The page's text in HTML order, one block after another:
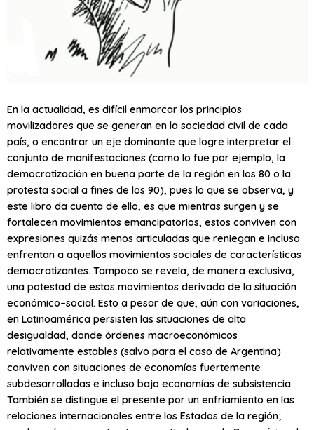
En la actualidad, es difícil enmarcar los principios
movilizadores que se generan en la sociedad civil de cada
país, o encontrar un eje dominante que logre interpretar el
conjunto de manifestaciones (como lo fue por ejemplo, la
democratización en buena parte de la región en los 80 o la
protesta social a fines de los 90), pues lo que se observa, y
este libro da cuenta de ello, es que mientras surgen y se
fortalecen movimientos emancipatorios, estos conviven con
expresiones quizás menos articuladas que reniegan e incluso
enfrentan a aquellos movimientos sociales de características
democratizantes. Tampoco se revela, de manera exclusiva,
una potestad de estos movimientos derivada de la situación
económico–social. Esto a pesar de que, aún con variaciones,
en Latinoamérica persisten las situaciones de alta
desigualdad, donde órdenes macroeconómicos
relativamente estables (salvo para el caso de Argentina)
conviven con situaciones de economías fuertemente
subdesarrolladas e incluso bajo economías de subsistencia.
También se distingue el presente por un enfriamiento en las
relaciones internacionales entre los Estados de la región;